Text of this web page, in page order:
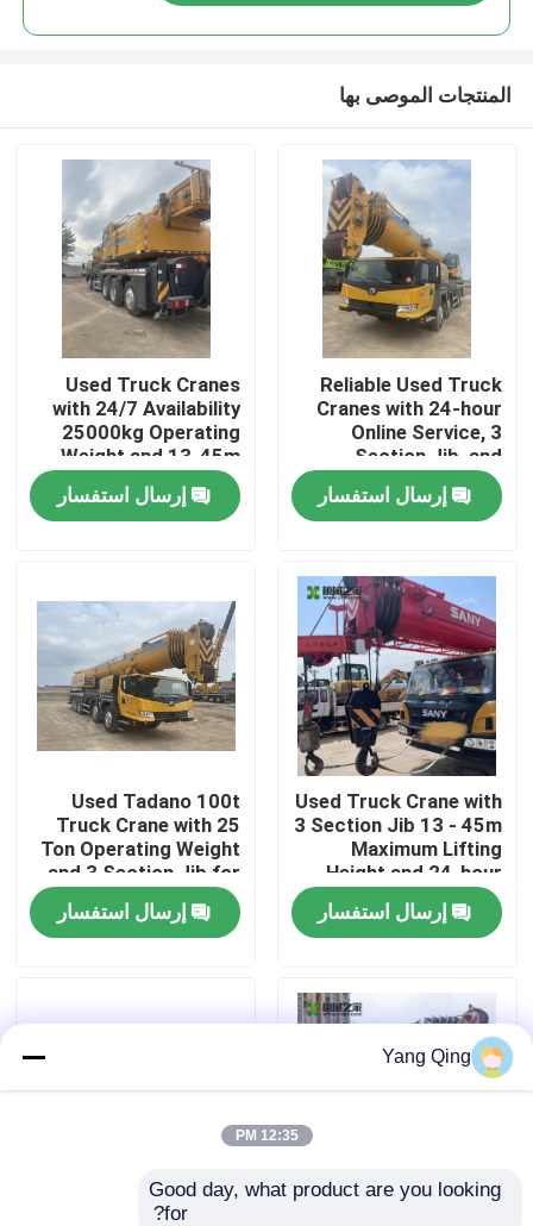
منتجات
معلومات عنا
جولة في المعمل
مراقبة الجودة
اتصل بنا
رافعة سيارات مستعملة
رافعات الشاحنة المستعملة
المنتجات الموصى بها
Reliable Used Truck
Cranes with 24-hour
Online Service, 3
Section Jib, and
25000kg Operating
Weight for Heavy
Lifting
إرسال استفسار
Used Truck Cranes
with 24/7 Availability
25000kg Operating
Weight and 13-45m
Maximum Lifting
Heightإرسال استفسار
Used Truck Crane with
3 Section Jib 13 - 45m
Maximum Lifting
Height and 24-hour
Online Quality Service
إرسال استفسار
Used Tadano 100t
Truck Crane with 25
Ton Operating Weight
and 3 Section Jib for
Heavy Lifting
إرسال استفسار
Used Truck Crane with
Yang Qing
12:35 PM
Good day, what product are you looking
for?